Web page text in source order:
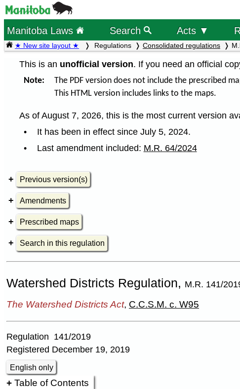
Manitoba Laws Search Acts ▼
★ New site layout ★ Regulations Consolidated regulations
This is an unofficial version. If you need an official
Note: The PDF version does not include the prescribed
This HTML version includes links to the maps.
As of August 7, 2026, this is the most current version
It has been in effect since July 5, 2024.
Last amendment included: M.R. 64/2024
Previous version(s)
Amendments
Prescribed maps
Search in this regulation
Watershed Districts Regulation, M.R. 141/
The Watershed Districts Act, C.C.S.M. c. W95
Regulation 141/2019
Registered December 19, 2019
English only
Table of Contents